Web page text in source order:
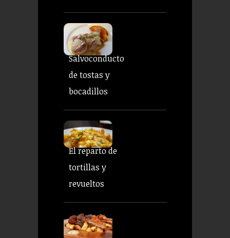
Salvoconducto
de tostas y
bocadillos
El reparto de
tortillas y
revueltos